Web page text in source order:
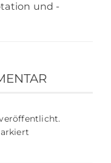
und -